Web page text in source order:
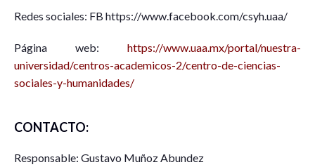
Redes sociales: FB https://www.facebook.com/csyh.uaa/
Página web: https://www.uaa.mx/portal/nuestra-
universidad/centros-academicos-2/centro-de-ciencias-
sociales-y-humanidades/
CONTACTO:
Responsable: Gustavo Muñoz Abundez